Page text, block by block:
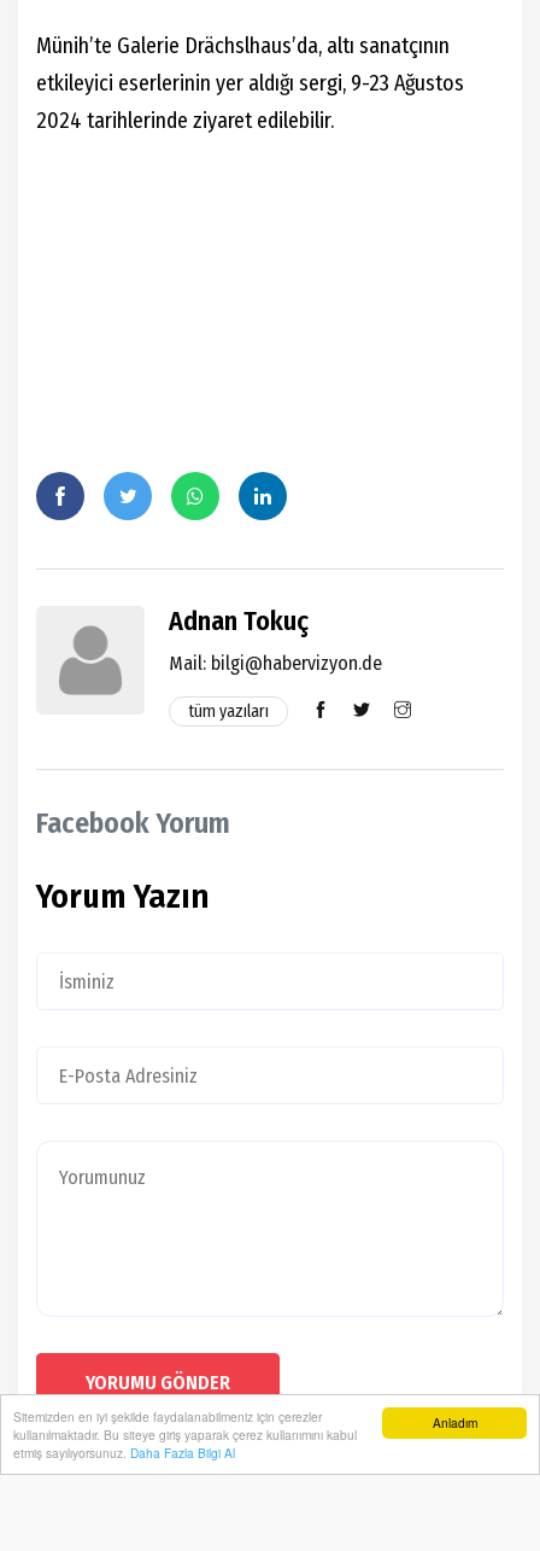
Anladım
Sitemizden en iyi şekilde faydalanabilmeniz için çerezler
kullanılmaktadır. Bu siteye giriş yaparak çerez kullanımını kabul
etmiş sayılıyorsunuz. Daha Fazla Bilgi Al
Münih’te Galerie Drächslhaus’da, altı sanatçının
etkileyici eserlerinin yer aldığı sergi, 9-23 Ağustos
2024 tarihlerinde ziyaret edilebilir.
Adnan Tokuç
Mail: bilgi@habervizyon.de
tüm yazıları
Facebook Yorum
Yorum Yazın
YORUMU GÖNDER
Ödemişte Organik Çilek Projesi İlk